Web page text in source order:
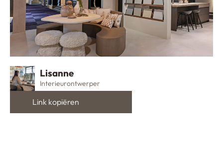
Lisanne
Interieurontwerper